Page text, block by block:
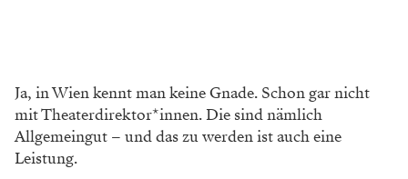
Ja, in Wien kennt man keine Gnade. Schon gar nicht
mit Theaterdirektor*innen. Die sind nämlich
Allgemeingut – und das zu werden ist auch eine
Leistung.